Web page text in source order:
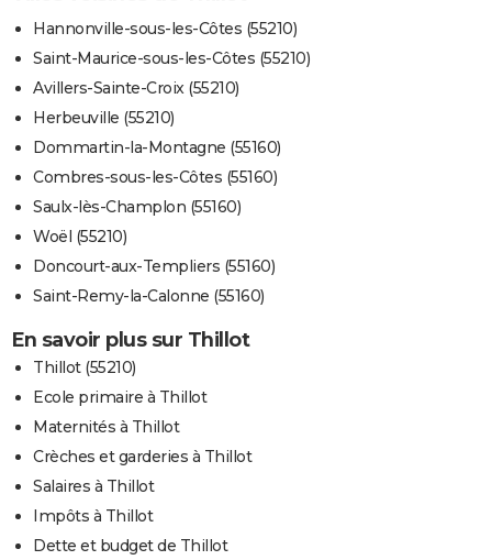
Hannonville-sous-les-Côtes (55210)
Saint-Maurice-sous-les-Côtes (55210)
Avillers-Sainte-Croix (55210)
Herbeuville (55210)
Dommartin-la-Montagne (55160)
Combres-sous-les-Côtes (55160)
Saulx-lès-Champlon (55160)
Woël (55210)
Doncourt-aux-Templiers (55160)
Saint-Remy-la-Calonne (55160)
En savoir plus sur Thillot
Thillot (55210)
Ecole primaire à Thillot
Maternités à Thillot
Crèches et garderies à Thillot
Salaires à Thillot
Impôts à Thillot
Dette et budget de Thillot